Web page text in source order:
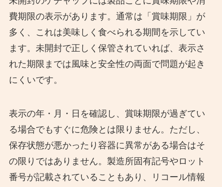
費期限の表示があります。通常は「賞味期限」が
多く、これは美味しく食べられる期間を示してい
ます。未開封で正しく保管されていれば、表示さ
れた期限までは風味と安全性の両面で問題が起き
にくいです。
表示の年・月・日を確認し、賞味期限が過ぎてい
る場合でもすぐに危険とは限りません。ただし、
保存状態が悪かったり容器に異常がある場合はそ
の限りではありません。製造所固有記号やロット
番号が記載されていることもあり、リコール情報